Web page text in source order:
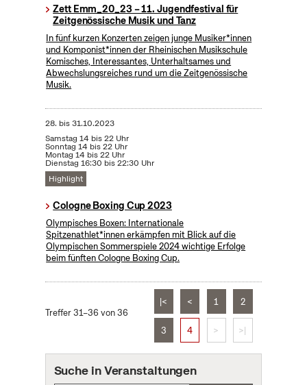
Zett Emm_20_23 – 11. Jugendfestival für
Zeitgenössische Musik und Tanz
In fünf kurzen Konzerten zeigen junge Musiker*innen
und Komponist*innen der Rheinischen Musikschule
Komisches, Interessantes, Unterhaltsames und
Abwechslungsreiches rund um die Zeitgenössische
Musik.
28. bis31.10.2023
Samstag 14 bis 22 Uhr
Sonntag 14 bis 22 Uhr
Montag 14 bis 22 Uhr
Dienstag 16:30 bis 22:30 Uhr
Highlight
Cologne Boxing Cup 2023
Olympisches Boxen: Internationale
Spitzenathlet*innen erkämpfen mit Blick auf die
Olympischen Sommerspiele 2024 wichtige Erfolge
beim fünften Cologne Boxing Cup.
Treffer 31–36 von 36
|< < 1 2
3 4 > >|
Suche in Veranstaltungen